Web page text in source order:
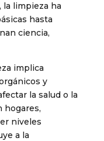
la limpieza ha
hasta
ciencia,
implica
y
la salud o la
hogares,
niveles
a la